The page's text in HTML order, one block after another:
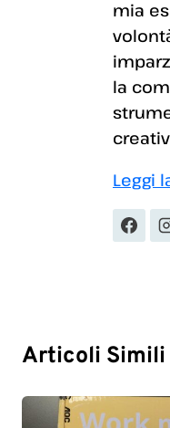
mia
la
Leggi
Articoli Simili